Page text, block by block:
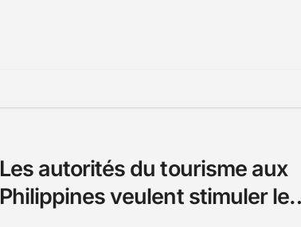
Les autorités du tourisme aux
Philippines veulent stimuler les